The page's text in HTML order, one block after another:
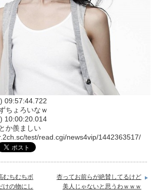
09:57:44.722
ちょろいなｗ
10:00:20.014
か羨ましい
test/read.cgi/news4vip/1442363517/
むちむちボ
けの物にし
杏ってお前らが絶賛してるけど
美人じゃないと思うわｗｗｗ